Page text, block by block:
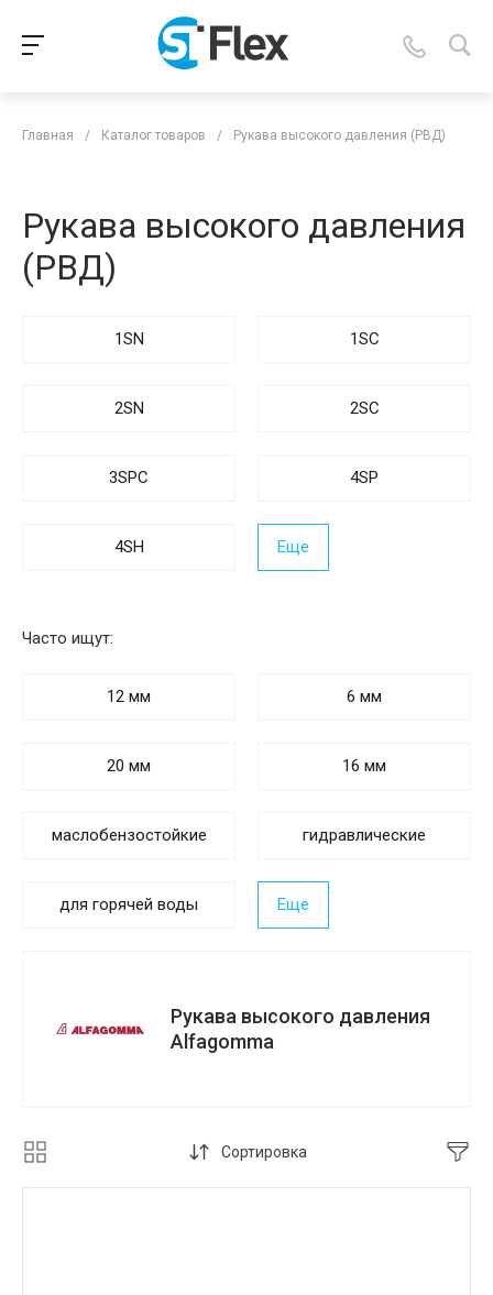
Главная / Каталог товаров / Рукава высокого давления (РВД)
Рукава высокого давления
(РВД)
1SN 1SC
2SN 2SC
3SPC 4SP
4SH Еще
Часто ищут:
12 мм 6 мм
20 мм 16 мм
маслобензостойкие гидравлические
для горячей воды Еще
Рукава высокого давления
Alfagomma
Сортировка